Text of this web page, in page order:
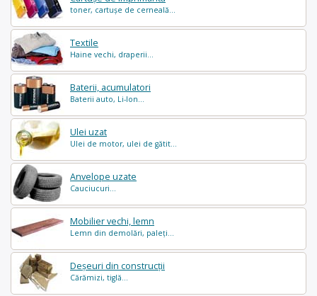
toner, cartușe de cerneală...
Textile
Haine vechi, draperii...
Baterii, acumulatori
Baterii auto, Li-Ion...
Ulei uzat
Ulei de motor, ulei de gătit...
Anvelope uzate
Cauciucuri...
Mobilier vechi, lemn
Lemn din demolări, paleți...
Deșeuri din construcții
Cărămizi, tiglă...